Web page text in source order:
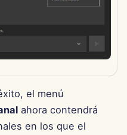
el menú
ahora contendrá
en los que el